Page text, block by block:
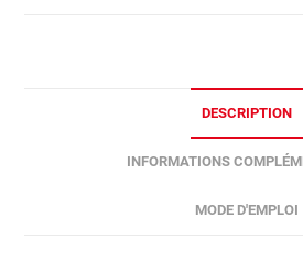
DESCRIPTION
INFORMATIONS
MODE D'EMPLOI